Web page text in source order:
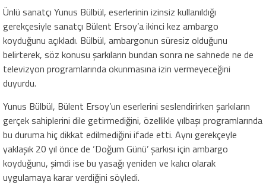
Ünlü sanatçı Yunus Bülbül, eserlerinin izinsiz kullanıldığı
gerekçesiyle sanatçı Bülent Ersoy’a ikinci kez ambargo
koyduğunu açıkladı. Bülbül, ambargonun süresiz olduğunu
belirterek, söz konusu şarkıların bundan sonra ne sahnede ne de
televizyon programlarında okunmasına izin vermeyeceğini
duyurdu.
Yunus Bülbül, Bülent Ersoy’un eserlerini seslendirirken şarkıların
gerçek sahiplerini dile getirmediğini, özellikle yılbaşı programlarında
bu duruma hiç dikkat edilmediğini ifade etti. Aynı gerekçeyle
yaklaşık 20 yıl önce de ‘Doğum Günü’ şarkısı için ambargo
koyduğunu, şimdi ise bu yasağı yeniden ve kalıcı olarak
uygulamaya karar verdiğini söyledi.